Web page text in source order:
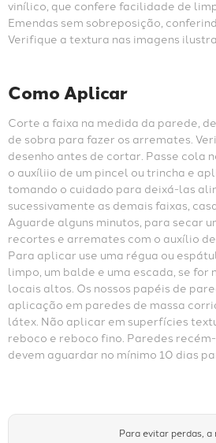
vinílico, que confere facilidade de
Emendas sem sobreposição,
Verifique a textura nas imagens
Como Aplicar
Corte a faixa na medida da parede,
de sobra para fazer os arremates.
desenho antes de cortar. Passe cola
o auxíliio de um pincel ou trincha e
tomando o cuidado para deixá-las
sucessivamente as demais faixas,
Aguarde alguns minutos, para secar
recortes e arremates com o auxílio
Para aplicar use uma régua ou
limpo, um balde e uma escada, se for
locais altos. Os nossos papéis de
aplicação em paredes de massa
látex. Não aplicar em superfícies
reboco e reboco fino. Paredes
devem aguardar no mínimo 10 dias
Para evitar perdas,